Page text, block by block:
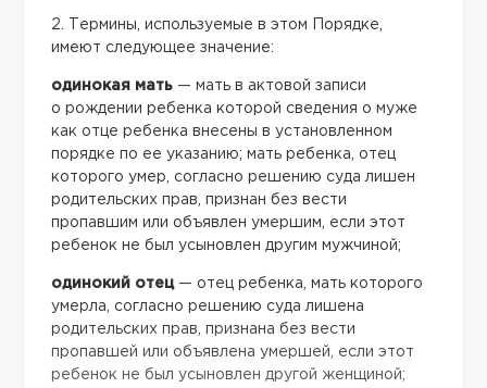
2. Термины, используемые в этом Порядке,
имеют следующее значение:
одинокая мать — мать в актовой записи
о рождении ребенка которой сведения о муже
как отце ребенка внесены в установленном
порядке по ее указанию; мать ребенка, отец
которого умер, согласно решению суда лишен
родительских прав, признан без вести
пропавшим или объявлен умершим, если этот
ребенок не был усыновлен другим мужчиной;
одинокий отец— отец ребенка, мать которого
умерла, согласно решению суда лишена
родительских прав, признана без вести
пропавшей или объявлена умершей, если этот
ребенок не был усыновлен другой женщиной;